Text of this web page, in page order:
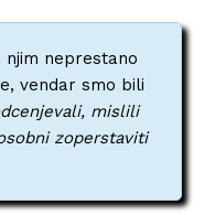
njim neprestano
vendar smo bili
mislili
zoperstaviti